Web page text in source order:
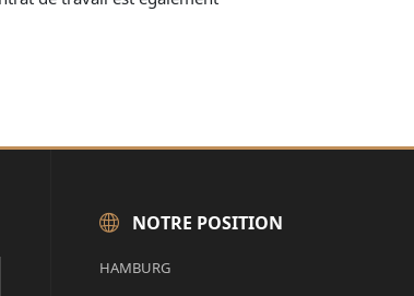
NOTRE POSITION
HAMBURG